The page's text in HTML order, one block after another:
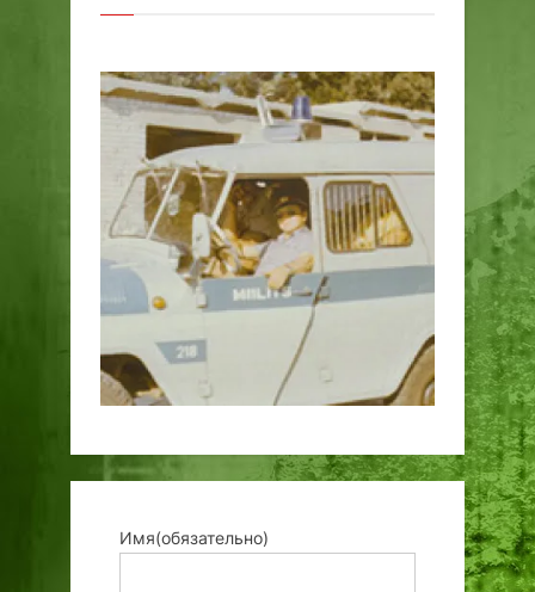
Имя(обязательно)